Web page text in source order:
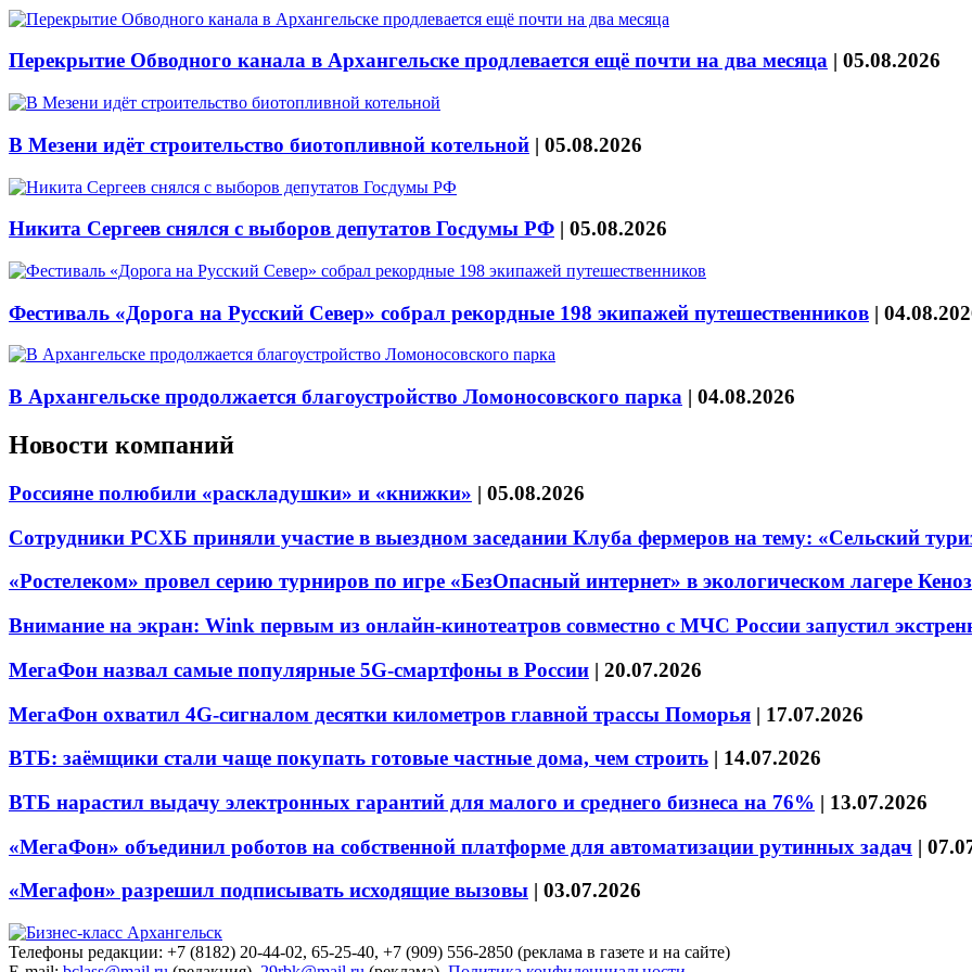
Перекрытие Обводного канала в Архангельске продлевается ещё почти на два месяца | 05.08.2026
В Мезени идёт строительство биотопливной котельной | 05.08.2026
Никита Сергеев снялся с выборов депутатов Госдумы РФ | 05.08.2026
Фестиваль «Дорога на Русский Север» собрал рекордные 198 экипажей путешественников |
В Архангельске продолжается благоустройство Ломоносовского парка | 04.08.2026
Новости компаний
Россияне полюбили «раскладушки» и «книжки» | 05.08.2026
Сотрудники РСХБ приняли участие в выездном заседании Клуба фермеров на тему: «Сельский
«Ростелеком» провел серию турниров по игре «БезОпасный интернет» в экологическом лагере
Внимание на экран: Wink первым из онлайн-кинотеатров совместно с МЧС России запустил
МегаФон назвал самые популярные 5G-смартфоны в России | 20.07.2026
МегаФон охватил 4G-сигналом десятки километров главной трассы Поморья | 17.07.2026
ВТБ: заёмщики стали чаще покупать готовые частные дома, чем строить | 14.07.2026
ВТБ нарастил выдачу электронных гарантий для малого и среднего бизнеса на 76% | 13.07.2026
«МегаФон» объединил роботов на собственной платформе для автоматизации рутинных задач |
«Мегафон» разрешил подписывать исходящие вызовы | 03.07.2026
Телефоны редакции: +7 (8182) 20-44-02, 65-25-40, +7 (909) 556-2850 (реклама в газете и на сайте)